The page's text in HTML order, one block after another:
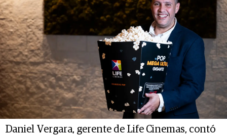
Daniel Vergara, gerente de Life Cinemas, contó